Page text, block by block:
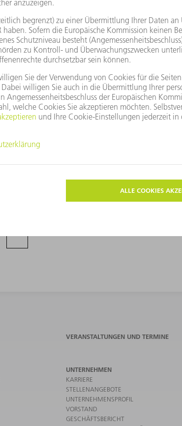
Geschichte
VERANSTALTUNGEN UND TERMINE
UNTERNEHMEN
KARRIERE
STELLENANGEBOTE
UNTERNEHMENSPROFIL
VORSTAND
GESCHÄFTSBERICHT